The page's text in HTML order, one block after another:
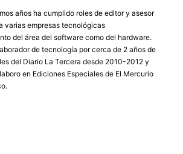
años ha cumplido roles de editor y asesor
varias empresas tecnológicas
del área del software como del hardware.
de tecnología por cerca de 2 años de
del Diario La Tercera desde 2010-2012 y
en Ediciones Especiales de El Mercurio